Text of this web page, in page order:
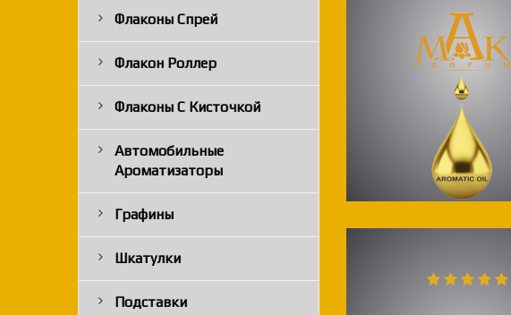
Флаконы Спрей
Флакон Роллер
Флаконы С Кисточкой
Автомобильные
Ароматизаторы
Графины
Шкатулки
Подставки